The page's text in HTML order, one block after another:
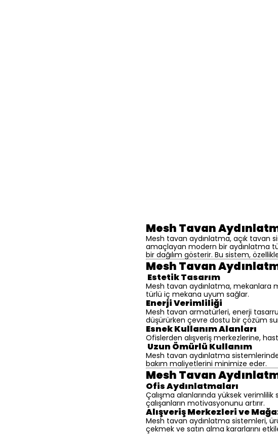
Mesh Tavan
Mesh tavan aydınlatma, açık tavan
amaçlayan modern bir aydınlatma
bir dağılım gösterir. Bu sistem,
Mesh Tavan
Estetik Tasarım
Mesh tavan aydınlatma, mekanlara
türlü iç mekana uyum sağlar.
Enerji Verimliliği
Mesh tavan armatürleri, enerji
düşürürken çevre dostu bir çözüm
Esnek Kullanım Alanları
Ofislerden alışveriş merkezlerine,
Uzun Ömürlü Kullanım
Mesh tavan aydınlatma
bakım maliyetlerini minimize eder.
Mesh Tavan
Ofis Aydınlatmaları
Çalışma alanlarında yüksek
çalışanların motivasyonunu artırır.
Alışveriş Merkezleri ve
Mesh tavan aydınlatma sistemleri,
çekmek ve satın alma kararlarını